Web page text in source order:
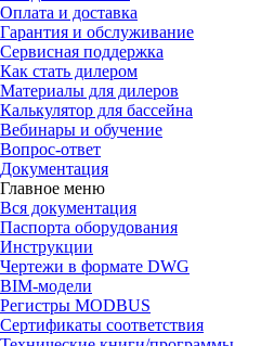
Оплата и доставка
Гарантия и обслуживание
Сервисная поддержка
Как стать дилером
Материалы для дилеров
Калькулятор для бассейна
Вебинары и обучение
Вопрос-ответ
Документация
Главное меню
Вся документация
Паспорта оборудования
Инструкции
Чертежи в формате DWG
BIM-модели
Регистры MODBUS
Сертификаты соответствия